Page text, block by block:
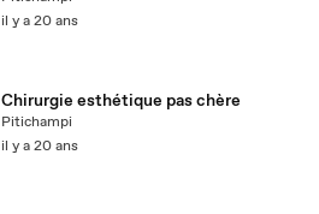
il y a 20 ans
Chirurgie esthétique pas chère
Pitichampi
il y a 20 ans